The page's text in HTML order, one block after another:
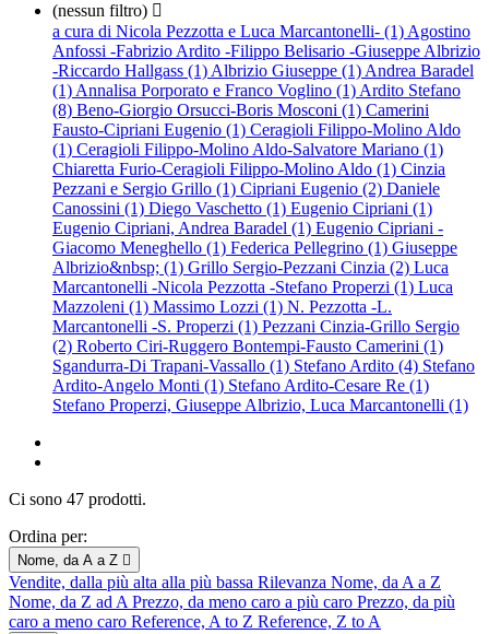
(nessun filtro) 
a cura di Nicola Pezzotta e Luca Marcantonelli- (1) Agostino
Anfossi -Fabrizio Ardito -Filippo Belisario -Giuseppe Albrizio
-Riccardo Hallgass (1) Albrizio Giuseppe (1) Andrea Baradel
(1) Annalisa Porporato e Franco Voglino (1) Ardito Stefano
(8) Beno-Giorgio Orsucci-Boris Mosconi (1) Camerini
Fausto-Cipriani Eugenio (1) Ceragioli Filippo-Molino Aldo
(1) Ceragioli Filippo-Molino Aldo-Salvatore Mariano (1)
Chiaretta Furio-Ceragioli Filippo-Molino Aldo (1) Cinzia
Pezzani e Sergio Grillo (1) Cipriani Eugenio (2) Daniele
Canossini (1) Diego Vaschetto (1) Eugenio Cipriani (1)
Eugenio Cipriani, Andrea Baradel (1) Eugenio Cipriani -
Giacomo Meneghello (1) Federica Pellegrino (1) Giuseppe
Albrizio&nbsp; (1) Grillo Sergio-Pezzani Cinzia (2) Luca
Marcantonelli -Nicola Pezzotta -Stefano Properzi (1) Luca
Mazzoleni (1) Massimo Lozzi (1) N. Pezzotta -L.
Marcantonelli -S. Properzi (1) Pezzani Cinzia-Grillo Sergio
(2) Roberto Ciri-Ruggero Bontempi-Fausto Camerini (1)
Sgandurra-Di Trapani-Vassallo (1) Stefano Ardito (4) Stefano
Ardito-Angelo Monti (1) Stefano Ardito-Cesare Re (1)
Stefano Properzi, Giuseppe Albrizio, Luca Marcantonelli (1)
Ci sono 47 prodotti.
Ordina per:
Nome, da A a Z 
Vendite, dalla più alta alla più bassa Rilevanza Nome, da A a Z
Nome, da Z ad A Prezzo, da meno caro a più caro Prezzo, da più
caro a meno caro Reference, A to Z Reference, Z to A